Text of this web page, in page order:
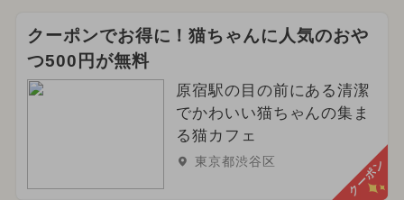
クーポンでお得に！猫ちゃんに人気のおや
つ500円が無料
原宿駅の目の前にある清潔
でかわいい猫ちゃんの集ま
る猫カフェ
東京都渋谷区 クーポン